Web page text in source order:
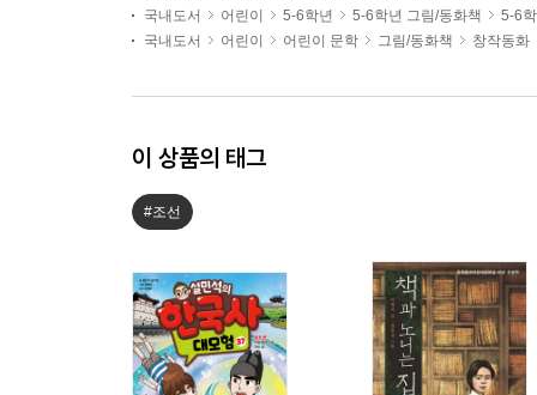
국내도서
어린이 5-6학년 5-6학년 그림/동화책
5-6
국내도서
어린이 어린이 문학 그림/동화책 창작동화
이 상품의 태그
#조선